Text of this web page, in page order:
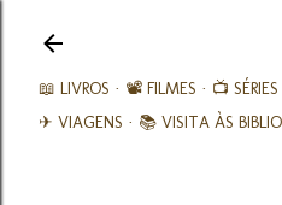
📖 LIVROS 📽️ FILMES 📺
✈ VIAGENS
📚︎ VISITA ÀS